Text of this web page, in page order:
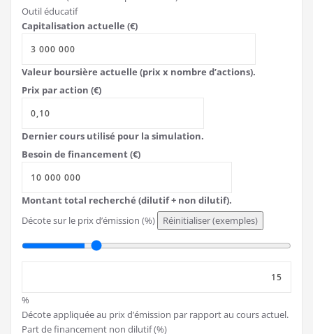
Outil éducatif
Capitalisation actuelle (€)
Valeur boursière actuelle (prix x nombre d’actions).
Prix par action (€)
Dernier cours utilisé pour la simulation.
Besoin de financement (€)
Montant total recherché (dilutif + non dilutif).
Décote sur le prix d’émission (%)
Réinitialiser (exemples)
%
Décote appliquée au prix d’émission par rapport au cours actuel.
Part de financement non dilutif (%)